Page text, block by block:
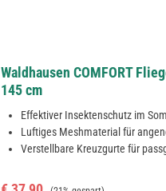
Waldhausen COMFORT
145 cm
Effektiver Insektenschutz im
Luftiges Meshmaterial für
Verstellbare Kreuzgurte für
Regulärer Preis: